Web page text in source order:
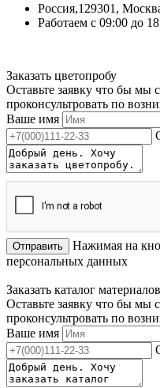
Россия,129301,
Работаем с 09:00 до
Заказать цветопробу
Оставьте заявку что бы мы
проконсультровать по
Ваше имя
Отправить
Нажимая на
персональных данных
Заказать каталог материалов
Оставьте заявку что бы мы
проконсультровать по
Ваше имя